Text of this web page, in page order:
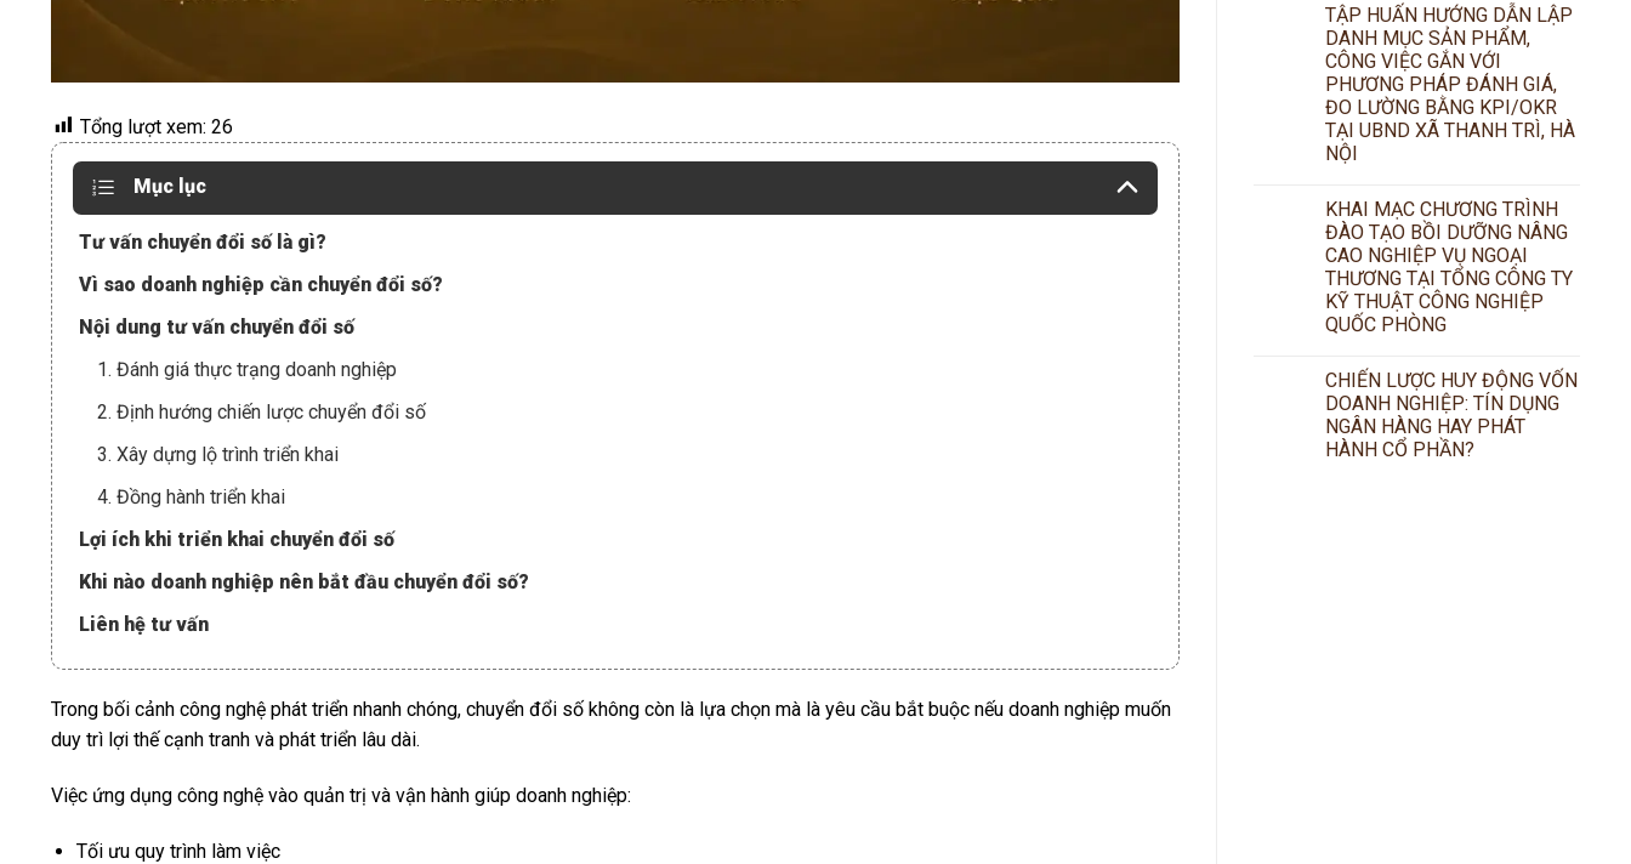
Tổng lượt xem: 26
Mục lục
Tư vấn chuyển đổi số là gì?
Vì sao doanh nghiệp cần chuyển đổi số?
Nội dung tư vấn chuyển đổi số
1. Đánh giá thực trạng doanh nghiệp
2. Định hướng chiến lược chuyển đổi số
3. Xây dựng lộ trình triển khai
4. Đồng hành triển khai
Lợi ích khi triển khai chuyển đổi số
Khi nào doanh nghiệp nên bắt đầu chuyển đổi số?
Liên hệ tư vấn
Trong bối cảnh công nghệ phát triển nhanh chóng, chuyển đổi số không còn là lựa chọn mà là yêu cầu bắt buộc nếu doanh nghiệp muốn
duy trì lợi thế cạnh tranh và phát triển lâu dài.
Việc ứng dụng công nghệ vào quản trị và vận hành giúp doanh nghiệp:
Tối ưu quy trình làm việc
TẬP HUẤN HƯỚNG DẪN LẬP
DANH MỤC SẢN PHẨM,
CÔNG VIỆC GẮN VỚI
PHƯƠNG PHÁP ĐÁNH GIÁ,
ĐO LƯỜNG BẰNG KPI/OKR
TẠI UBND XÃ THANH TRÌ, HÀ
NỘI
KHAI MẠC CHƯƠNG TRÌNH
ĐÀO TẠO BỒI DƯỠNG NÂNG
CAO NGHIỆP VỤ NGOẠI
THƯƠNG TẠI TỔNG CÔNG TY
KỸ THUẬT CÔNG NGHIỆP
QUỐC PHÒNG
CHIẾN LƯỢC HUY ĐỘNG VỐN
DOANH NGHIỆP: TÍN DỤNG
NGÂN HÀNG HAY PHÁT
HÀNH CỔ PHẦN?